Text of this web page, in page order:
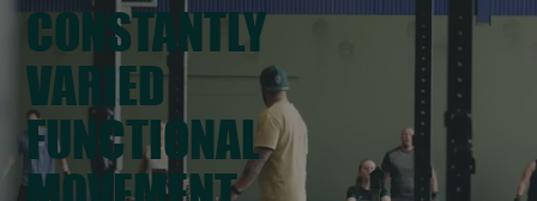
CONSTANTLY
VARIED
FUNCTIONAL